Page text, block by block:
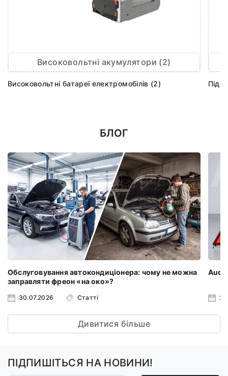
Високовольтні акумулятори (2)
Високовольтні батареї електромобілів (2)
БЛОГ
Обслуговування автокондиціонера: чому не можна
заправляти фреон «на око»?
30.07.2026 Статті
Audi
Дивитися більше
ПІДПИШІТЬСЯ НА НОВИНИ!